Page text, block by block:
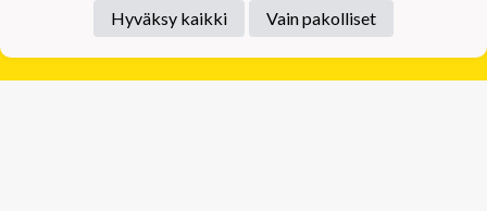
Tietosuojaseloste
Hyväksy kaikki
Vain pakolliset